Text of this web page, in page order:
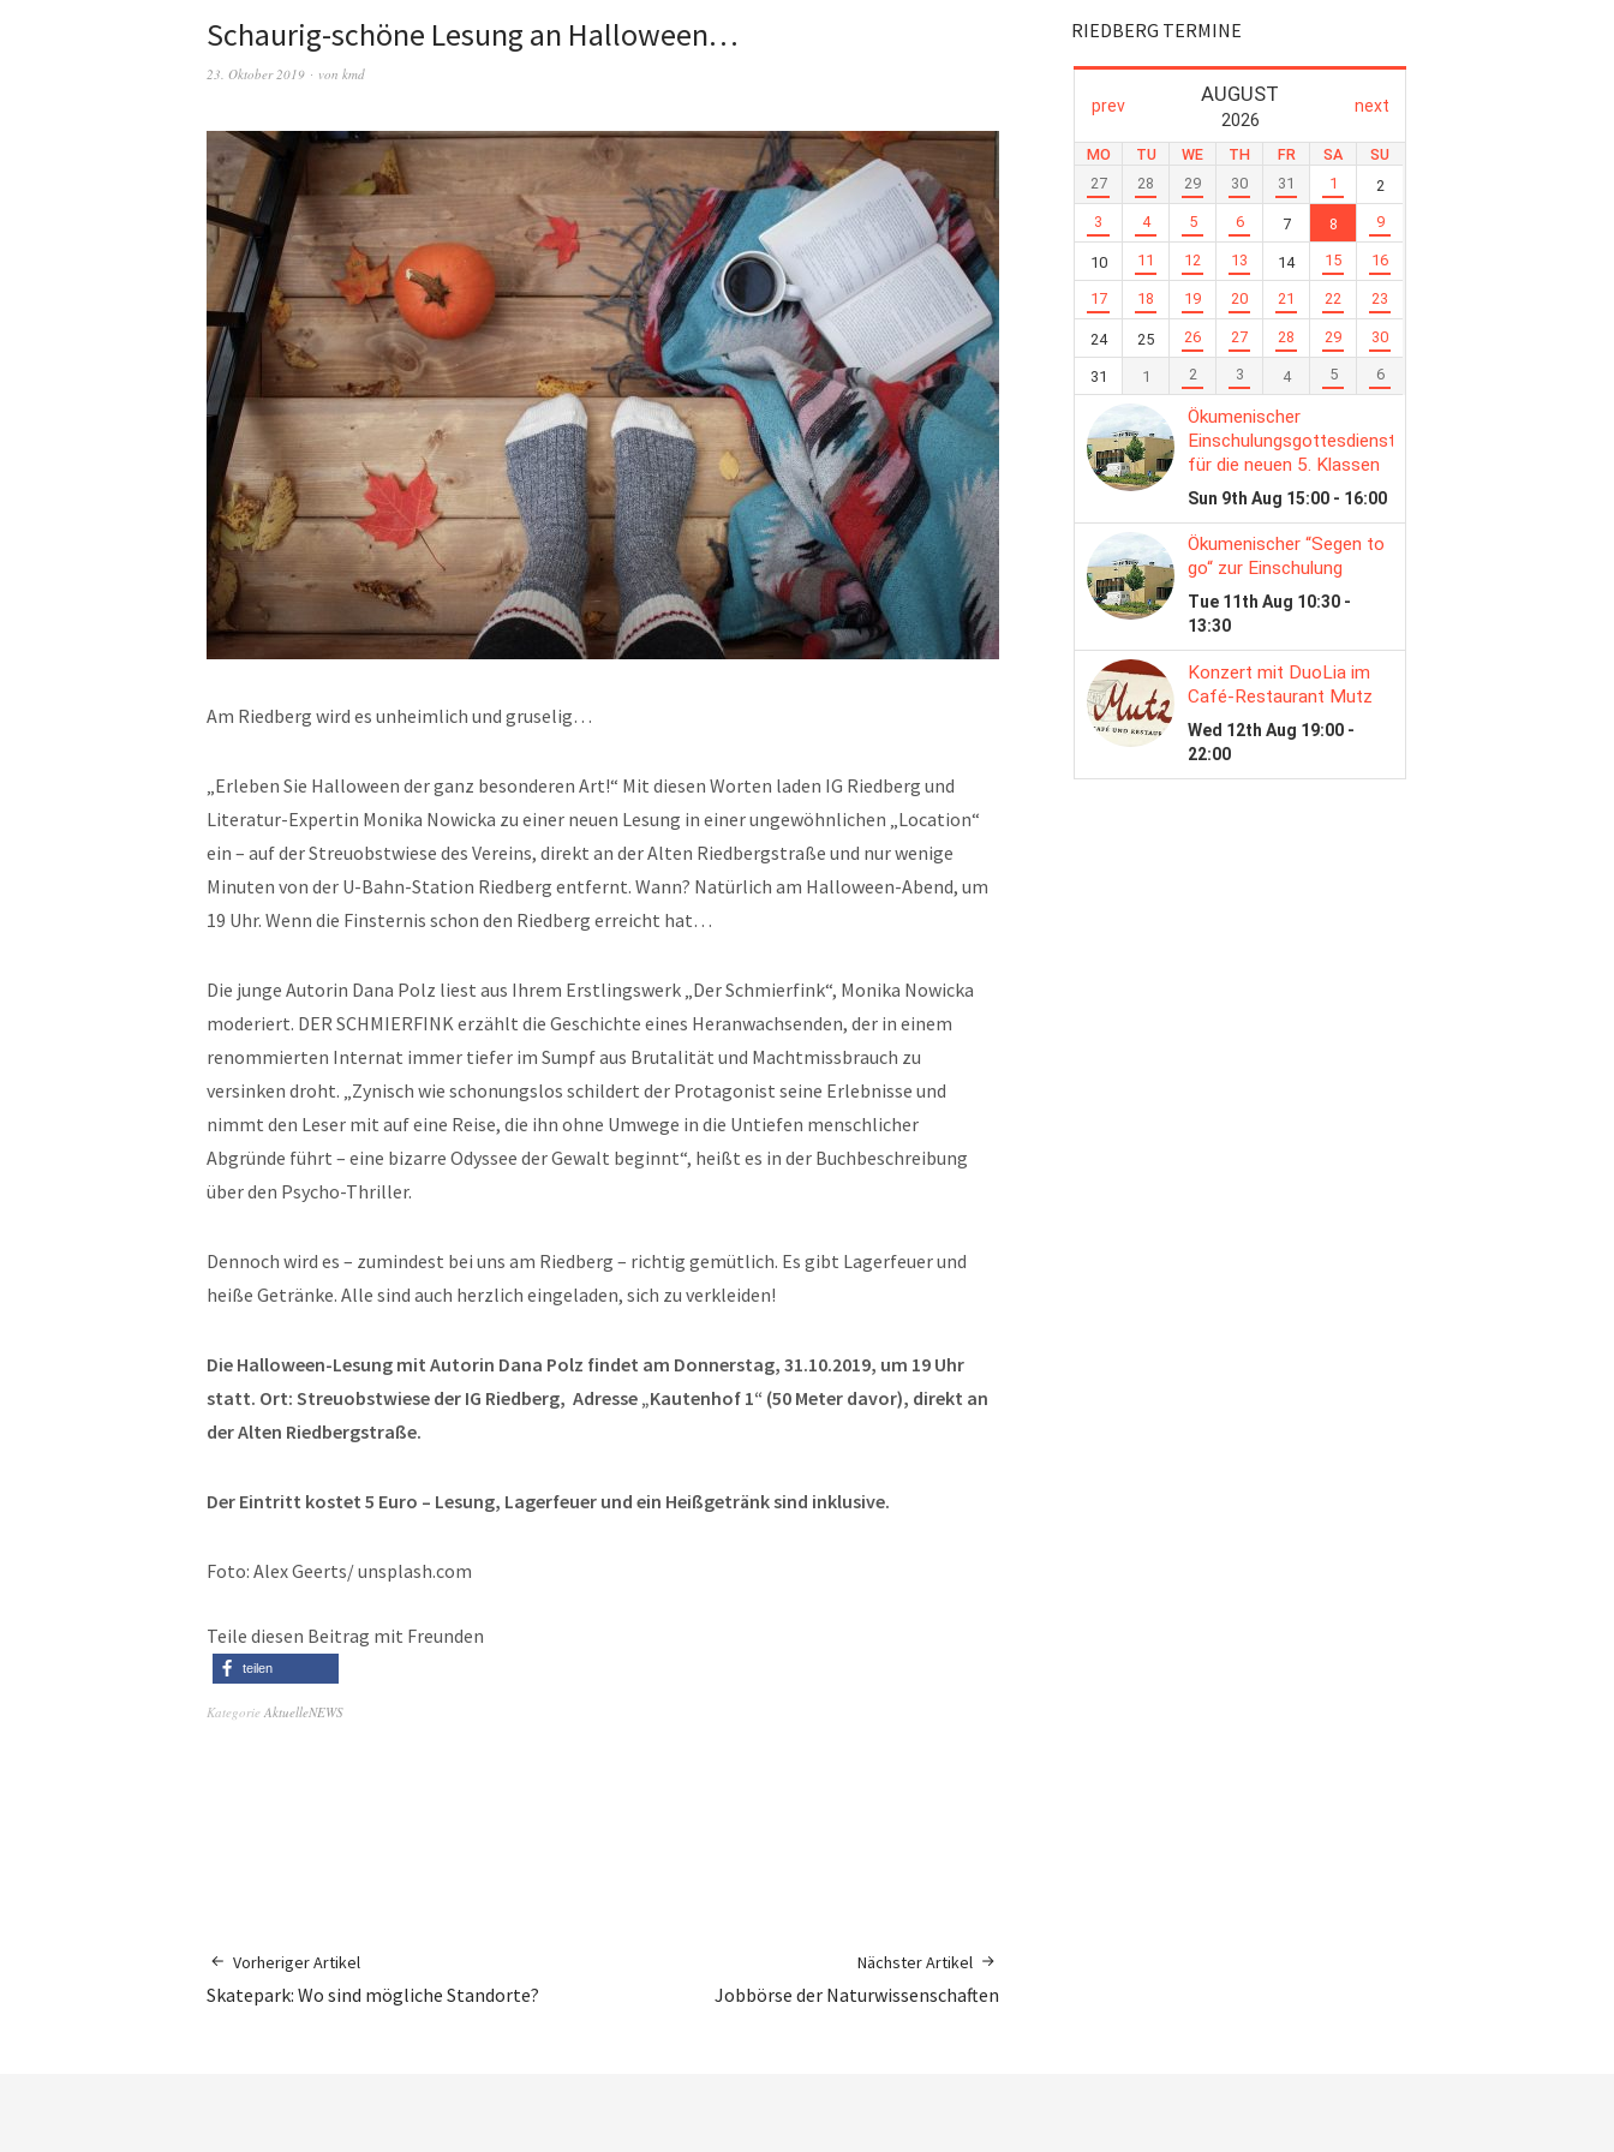
Schaurig-schöne Lesung an Halloween…
23. Oktober 2019 von kmd
Am Riedberg wird es unheimlich und gruselig…
„Erleben Sie Halloween der ganz besonderen Art!“ Mit diesen Worten laden IG Riedberg und
Literatur-Expertin Monika Nowicka zu einer neuen Lesung in einer ungewöhnlichen „Location“
ein – auf der Streuobstwiese des Vereins, direkt an der Alten Riedbergstraße und nur wenige
Minuten von der U-Bahn-Station Riedberg entfernt. Wann? Natürlich am Halloween-Abend, um
19 Uhr. Wenn die Finsternis schon den Riedberg erreicht hat…
Die junge Autorin Dana Polz liest aus Ihrem Erstlingswerk „Der Schmierfink“, Monika Nowicka
moderiert. DER SCHMIERFINK erzählt die Geschichte eines Heranwachsenden, der in einem
renommierten Internat immer tiefer im Sumpf aus Brutalität und Machtmissbrauch zu
versinken droht. „Zynisch wie schonungslos schildert der Protagonist seine Erlebnisse und
nimmt den Leser mit auf eine Reise, die ihn ohne Umwege in die Untiefen menschlicher
Abgründe führt – eine bizarre Odyssee der Gewalt beginnt“, heißt es in der Buchbeschreibung
über den Psycho-Thriller.
Dennoch wird es – zumindest bei uns am Riedberg – richtig gemütlich. Es gibt Lagerfeuer und
heiße Getränke. Alle sind auch herzlich eingeladen, sich zu verkleiden!
Die Halloween-Lesung mit Autorin Dana Polz findet am Donnerstag, 31.10.2019, um 19 Uhr
statt. Ort: Streuobstwiese der IG Riedberg, Adresse „Kautenhof 1“ (50 Meter davor), direkt an
der Alten Riedbergstraße.
Der Eintritt kostet 5 Euro – Lesung, Lagerfeuer und ein Heißgetränk sind inklusive.
Foto: Alex Geerts/ unsplash.com
Teile diesen Beitrag mit Freunden
teilen
Kategorie AktuelleNEWS
Vorheriger Artikel
Skatepark: Wo sind mögliche Standorte?
Nächster Artikel
Jobbörse der Naturwissenschaften
RIEDBERG TERMINE